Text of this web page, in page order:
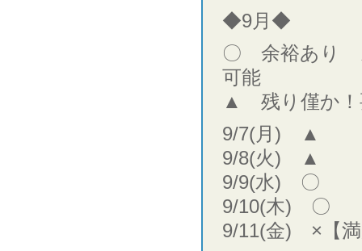
◆9月◆
〇 余裕あり
可能
▲ 残り僅か
9/7(月) ▲
9/8(火) ▲
9/9(水) 〇
9/10(木) 〇
9/11(金) ×【